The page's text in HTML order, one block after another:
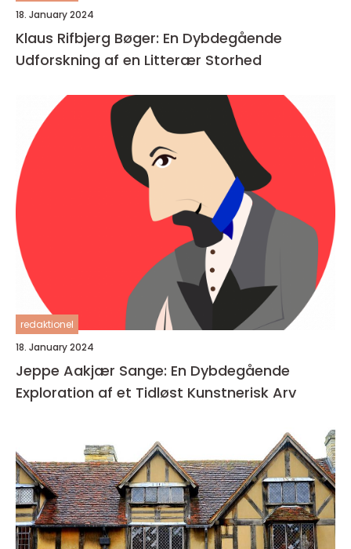
18. January 2024
Klaus Rifbjerg Bøger: En Dybdegående
Udforskning af en Litterær Storhed
redaktionel
18. January 2024
Jeppe Aakjær Sange: En Dybdegående
Exploration af et Tidløst Kunstnerisk Arv